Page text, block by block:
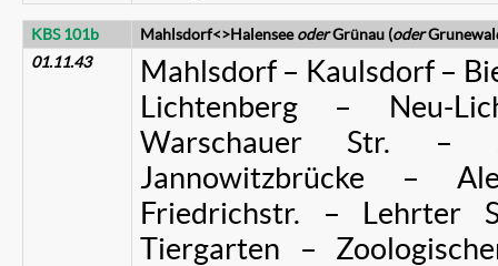
KBS 101b Mahlsdorf<>HalenseeoderGrünau (oder
01.11.43
Mahlsdorf – Kaulsdorf –
Lichtenberg – Neu-
Warschauer Str. –
Jannowitzbrücke –
Friedrichstr. – Lehrter
Tiergarten –